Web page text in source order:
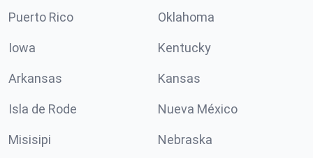
Puerto Rico Oklahoma
Iowa Kentucky
Arkansas Kansas
Isla de Rode Nueva México
Misisipi Nebraska